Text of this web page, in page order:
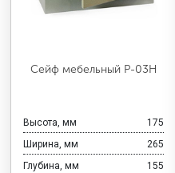
Сейф мебельный Р-03Н
Высота, мм
175
Ширина, мм
265
Глубина, мм
155